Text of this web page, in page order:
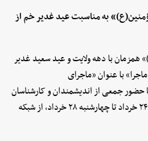
به مناسبت عید غدیر خم از
همزمان با دهه ولایت و عید سعید غدیر
با عنوان «ماجرای
حضور جمعی از اندیشمندان و کارشناسان
حوزه اندیشه و تاریخ اسلام، از شنبه ۲۴ خرداد تا چهارشنبه ۲۸ خرداد، از شبکه